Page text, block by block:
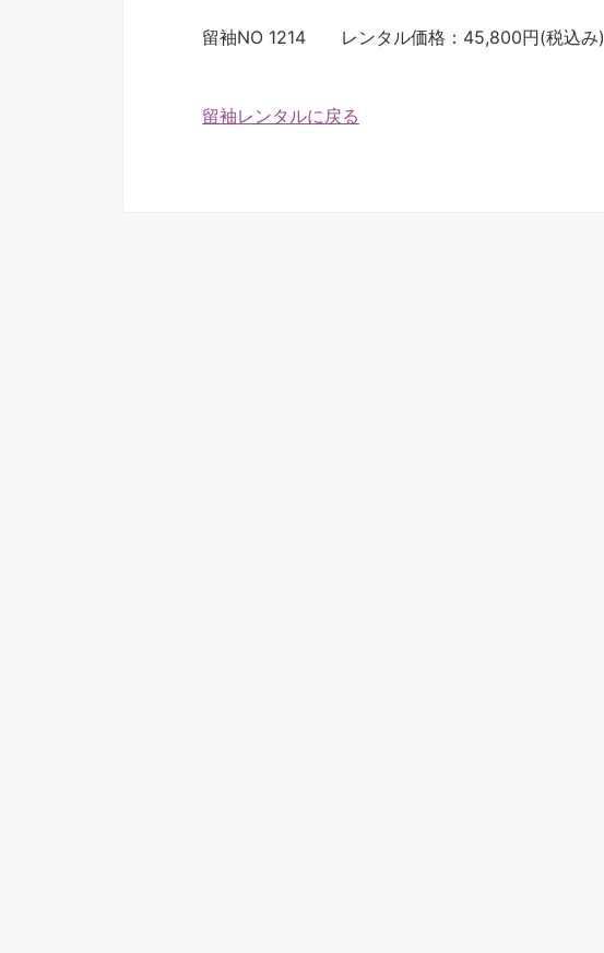
留袖NO 1214 レンタル価格：45,800円(税込み)
留袖レンタルに戻る